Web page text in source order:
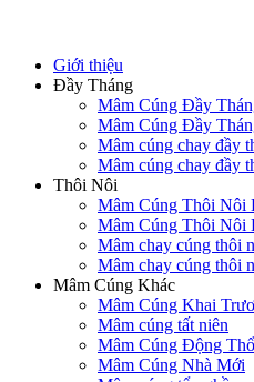
Giới thiệu
Đầy Tháng
Mâm Cúng Đầy
Mâm Cúng Đầy
Mâm cúng chay đầy
Mâm cúng chay đầy
Thôi Nôi
Mâm Cúng Thôi Nôi
Mâm Cúng Thôi Nôi
Mâm chay cúng thôi
Mâm chay cúng thôi
Mâm Cúng Khác
Mâm Cúng Khai
Mâm cúng tất niên
Mâm Cúng Động Thổ
Mâm Cúng Nhà Mới